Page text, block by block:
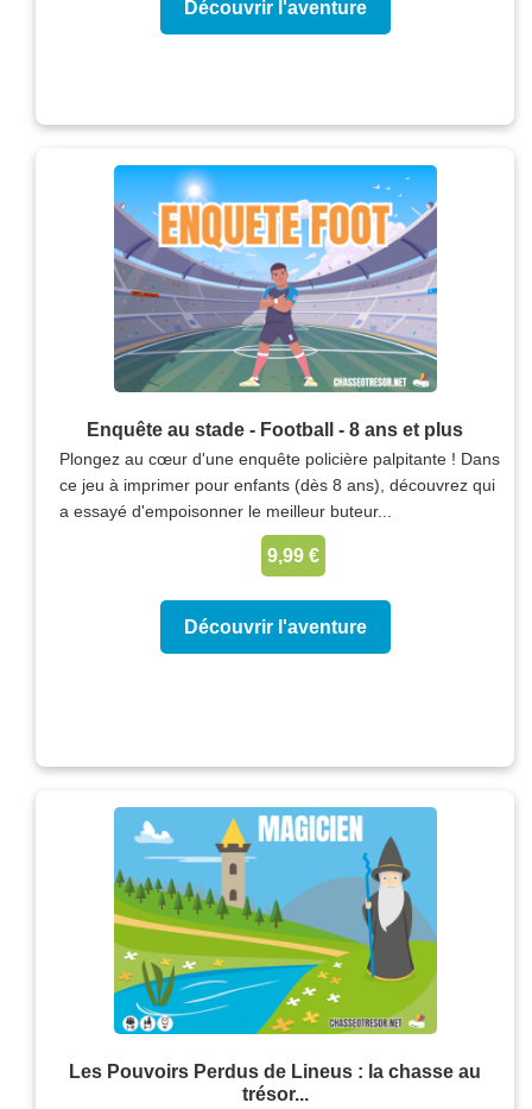
Découvrir l'aventure
Enquête au stade - Football - 8 ans et plus
Plongez au cœur d'une enquête policière palpitante ! Dans
ce jeu à imprimer pour enfants (dès 8 ans), découvrez qui
a essayé d'empoisonner le meilleur buteur...
9,99 €
Découvrir l'aventure
Les Pouvoirs Perdus de Lineus : la chasse au
trésor...